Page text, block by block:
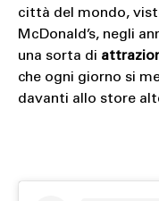
città del mondo,
McDonald’s, negli
una sorta di
che ogni giorno si
davanti allo store